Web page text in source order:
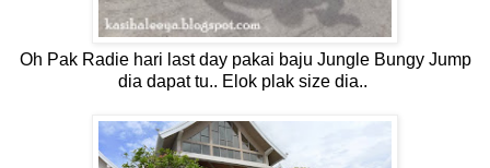
Oh Pak Radie hari last day pakai baju Jungle Bungy Jump
dia dapat tu.. Elok plak size dia..